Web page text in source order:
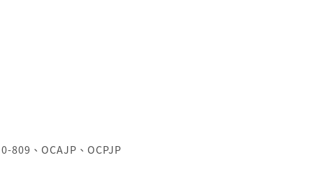
809 、 OCAJP 、 OCPJP